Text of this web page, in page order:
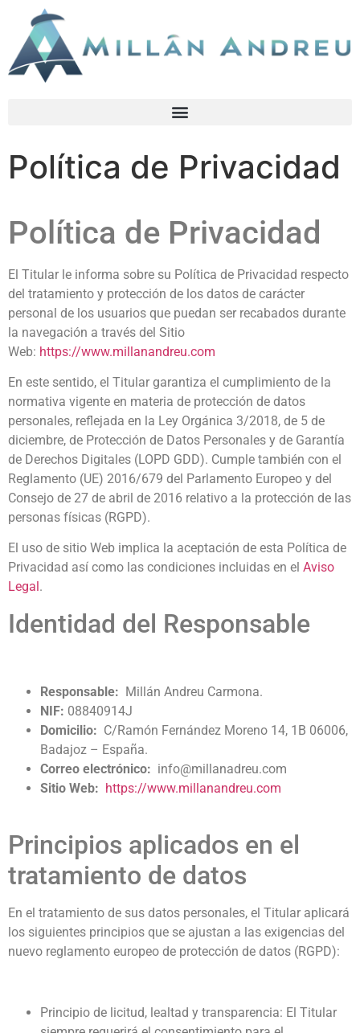
Política de Privacidad
Política de Privacidad
El Titular le informa sobre su Política de Privacidad respecto
del tratamiento y protección de los datos de carácter
personal de los usuarios que puedan ser recabados durante
la navegación a través del Sitio
Web: https://www.millanandreu.com
En este sentido, el Titular garantiza el cumplimiento de la
normativa vigente en materia de protección de datos
personales, reflejada en la Ley Orgánica 3/2018, de 5 de
diciembre, de Protección de Datos Personales y de Garantía
de Derechos Digitales (LOPD GDD). Cumple también con el
Reglamento (UE) 2016/679 del Parlamento Europeo y del
Consejo de 27 de abril de 2016 relativo a la protección de las
personas físicas (RGPD).
El uso de sitio Web implica la aceptación de esta Política de
Privacidad así como las condiciones incluidas en el Aviso
Legal .
Identidad del Responsable
Responsable: Millán Andreu Carmona.
NIF: 08840914J
Domicilio: C/Ramón Fernández Moreno 14, 1B 06006,
Badajoz – España.
Correo electrónico: info@millanadreu.com
Sitio Web: https://www.millanandreu.com
Principios aplicados en el
tratamiento de datos
En el tratamiento de sus datos personales, el Titular aplicará
los siguientes principios que se ajustan a las exigencias del
nuevo reglamento europeo de protección de datos (RGPD):
Principio de licitud, lealtad y transparencia: El Titular